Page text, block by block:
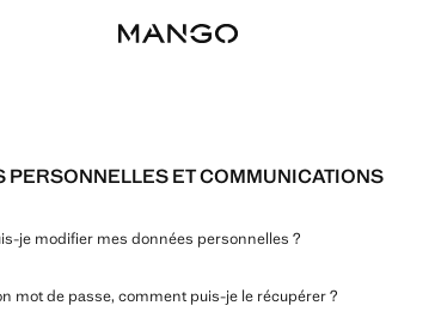
PERSONNELLES ET COMMUNICATIONS
je modifier mes données personnelles ?
mot de passe, comment puis-je le récupérer ?